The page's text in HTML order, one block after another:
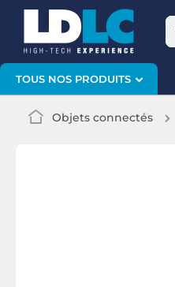
TOUS NOS PRODUITS
Objets connectés